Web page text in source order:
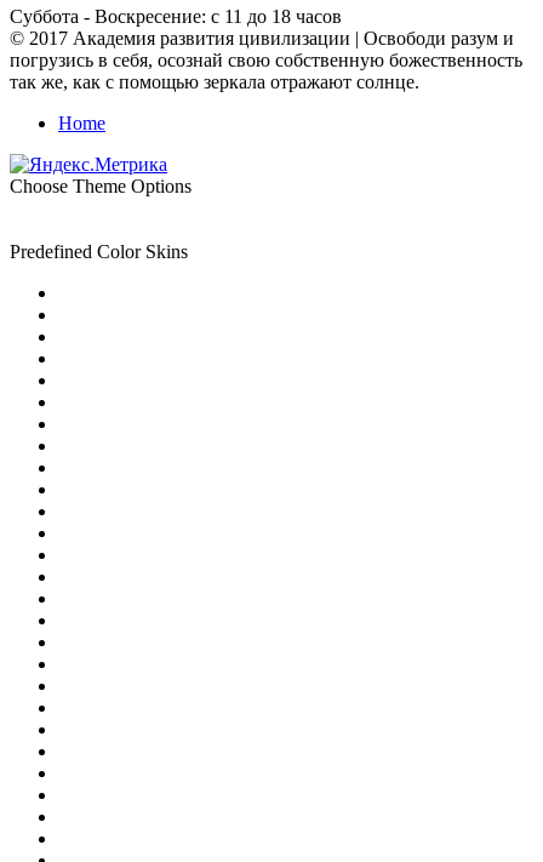
Суббота - Воскресение: с 11 до 18 часов
© 2017 Академия развития цивилизации | Освободи разум и
погрузись в себя, осознай свою собственную божественность
так же, как с помощью зеркала отражают солнце.
Home
Choose Theme Options
Predefined Color Skins